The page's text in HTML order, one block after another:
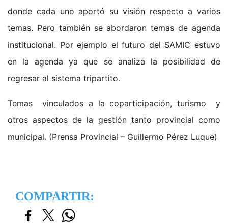
donde cada uno aportó su visión respecto a varios
temas. Pero también se abordaron temas de agenda
institucional. Por ejemplo el futuro del SAMIC estuvo
en la agenda ya que se analiza la posibilidad de
regresar al sistema tripartito.
Temas vinculados a la coparticipación, turismo y
otros aspectos de la gestión tanto provincial como
municipal. (Prensa Provincial – Guillermo Pérez Luque)
COMPARTIR: